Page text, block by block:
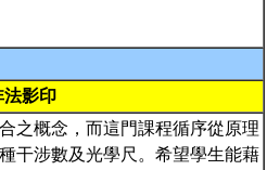
法影印
之概念，而這門課程循序從原理
干涉數及光學尺。希望學生能藉